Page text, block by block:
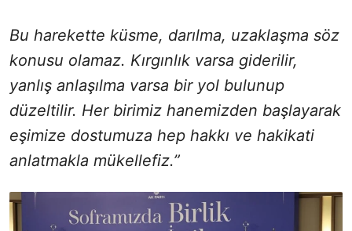
Bu harekette küsme, darılma, uzaklaşma söz
konusu olamaz. Kırgınlık varsa giderilir,
yanlış anlaşılma varsa bir yol bulunup
düzeltilir. Her birimiz hanemizden başlayarak
eşimize dostumuza hep hakkı ve hakikati
anlatmakla mükellefiz.”